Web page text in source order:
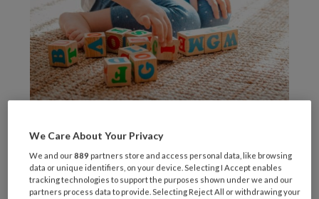
De
We Care About Your Privacy
We and our889 partners store and access personal data, like browsing
data or unique identifiers, on your device. Selecting I Accept enables
tracking technologies to support the purposes shown under we and our
partners process data to provide. Selecting Reject All or withdrawing your